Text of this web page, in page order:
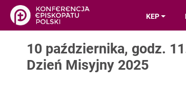
KEP
10 października, godz.
Dzień Misyjny 2025